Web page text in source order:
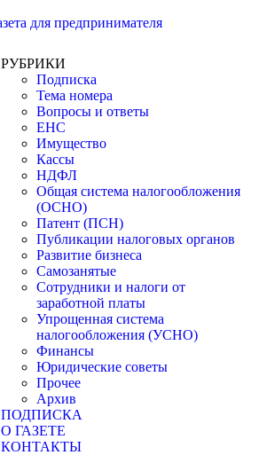
РУБРИКИ
Подписка
Тема номера
Вопросы и ответы
ЕНС
Имущество
Кассы
НДФЛ
Общая система налогообложения
(ОСНО)
Патент (ПСН)
Публикации налоговых органов
Развитие бизнеса
Самозанятые
Сотрудники и налоги от
заработной платы
Упрощенная система
налогообложения (УСНО)
Финансы
Юридические советы
Прочее
Архив
ПОДПИСКА
О ГАЗЕТЕ
КОНТАКТЫ